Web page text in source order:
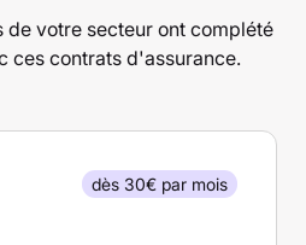
de votre secteur ont complété
ces contrats d'assurance.
dès 30€ par mois